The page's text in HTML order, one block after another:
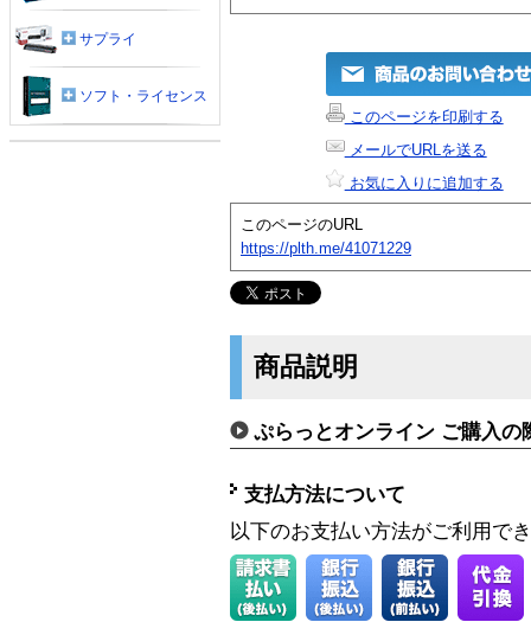
このページを印刷する
メールでURLを送る
お気に入りに追加する
このページのURL
https://plth.me/41071229
商品説明
ぷらっとオンライン ご購入の
支払方法について
以下のお支払い方法がご利用で
サプライ
ソフト・ライセンス